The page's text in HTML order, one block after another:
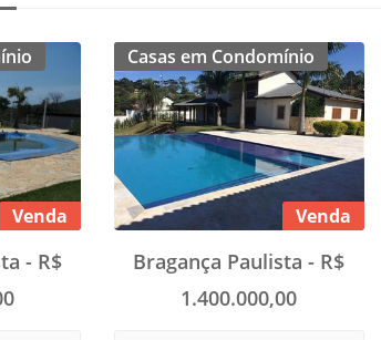
Venda
- R$
Casas em Condomínio
Venda
Bragança Paulista - R$
1.400.000,00